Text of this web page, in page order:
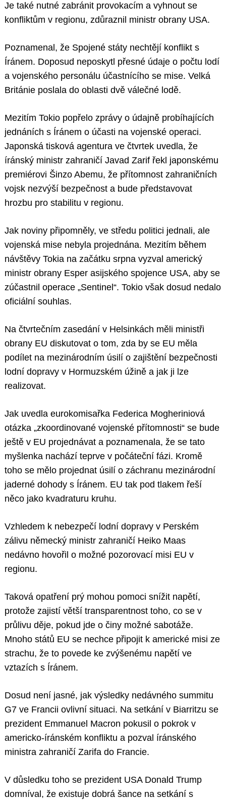
Je také nutné zabránit provokacím a vyhnout se
konfliktům v regionu, zdůraznil ministr obrany USA.
Poznamenal, že Spojené státy nechtějí konflikt s
Íránem. Doposud neposkytl přesné údaje o počtu lodí
a vojenského personálu účastnícího se mise. Velká
Británie poslala do oblasti dvě válečné lodě.
Mezitím Tokio popřelo zprávy o údajně probíhajících
jednáních s Íránem o účasti na vojenské operaci.
Japonská tisková agentura ve čtvrtek uvedla, že
íránský ministr zahraničí Javad Zarif řekl japonskému
premiérovi Šinzo Abemu, že přítomnost zahraničních
vojsk nezvýší bezpečnost a bude představovat
hrozbu pro stabilitu v regionu.
Jak noviny připomněly, ve středu politici jednali, ale
vojenská mise nebyla projednána. Mezitím během
návštěvy Tokia na začátku srpna vyzval americký
ministr obrany Esper asijského spojence USA, aby se
zúčastnil operace „Sentinel“. Tokio však dosud nedalo
oficiální souhlas.
Na čtvrtečním zasedání v Helsinkách měli ministři
obrany EU diskutovat o tom, zda by se EU měla
podílet na mezinárodním úsilí o zajištění bezpečnosti
lodní dopravy v Hormuzském úžině a jak ji lze
realizovat.
Jak uvedla eurokomisařka Federica Mogheriniová
otázka „zkoordinované vojenské přítomnosti“ se bude
ještě v EU projednávat a poznamenala, že se tato
myšlenka nachází teprve v počáteční fázi. Kromě
toho se mělo projednat úsilí o záchranu mezinárodní
jaderné dohody s Íránem. EU tak pod tlakem řeší
něco jako kvadraturu kruhu.
Vzhledem k nebezpečí lodní dopravy v Perském
zálivu německý ministr zahraničí Heiko Maas
nedávno hovořil o možné pozorovací misi EU v
regionu.
Taková opatření prý mohou pomoci snížit napětí,
protože zajistí větší transparentnost toho, co se v
průlivu děje, pokud jde o činy možné sabotáže.
Mnoho států EU se nechce připojit k americké misi ze
strachu, že to povede ke zvýšenému napětí ve
vztazích s Íránem.
Dosud není jasné, jak výsledky nedávného summitu
G7 ve Francii ovlivní situaci. Na setkání v Biarritzu se
prezident Emmanuel Macron pokusil o pokrok v
americko-íránském konfliktu a pozval íránského
ministra zahraničí Zarifa do Francie.
V důsledku toho se prezident USA Donald Trump
domníval, že existuje dobrá šance na setkání s